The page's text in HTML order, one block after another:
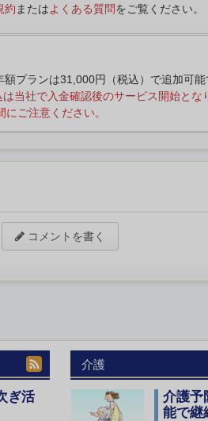
約 またはよくある質問をご覧ください。
プランは31,000円（税込）で追加可能
当社で入金確認後のサービス開始とな
ご注意ください。
コメントを書く
ぎ活
介護
介護予
能で継